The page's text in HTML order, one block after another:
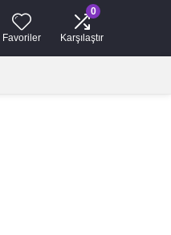
Favoriler
0
Karşılaştır